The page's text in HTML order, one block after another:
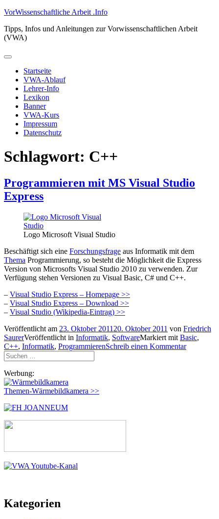
Zum
springen
VorWissenschaftliche Arbeit .Info
Tipps, Infos und Anleitungen zur Vorwissenschaftlichen Arbeit
(VWA)
Primäres
Startseite
VWA-Ablauf
Lehrer-Info
Lexikon
Banner
VWA-Kurs
Impressum
Datenschutz
Schlagwort: C++
Programmieren mit MS Visual Studio
Express
Logo Microsoft Visual Studio
Beschäftigt sich eine Forschungsfrage aus Informatik mit dem
Thema Programmierung, so besteht die Möglichkeit die Express
Version von Microsofts Visual Studio 2010 zu verwenden. Zur
Verfügung stehen Versionen zu Visual Basic, C# und C++.
– Visual Studio Express – Homepage >>
– Visual Studio Express – Download >>
– Visual Studio (Wikipedia-Eintrag) >>
Veröffentlicht am 23. Oktober 2011 20. Oktober 2011 von Friedrich
SaurerVeröffentlicht in Informatik, SoftwareMarkiert mit Basic,
C++, Informatik, ProgrammierenSchreib einen Kommentar
Suchen
nach:
Werbung:
Themen-Wärmebildkamera >>
Kategorien